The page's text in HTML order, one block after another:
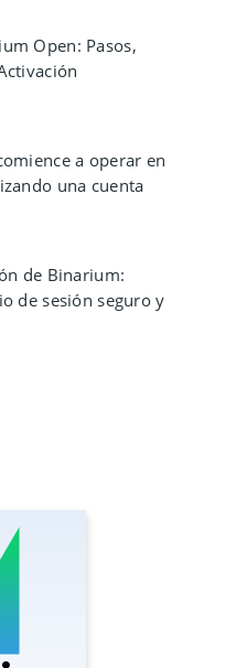
Open: Pasos,
a operar en
una cuenta
de Binarium:
de sesión seguro y